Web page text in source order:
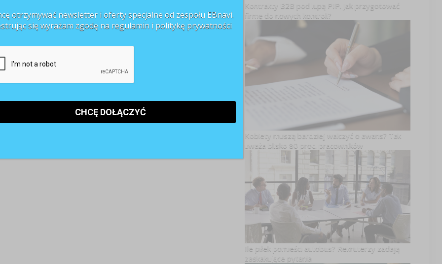
Kontrakty B2B pod lupą PIP. Jak przygotować
firmę do nowych kontroli?
Kobiety muszą bardziej walczyć o awans? Tak
uważa blisko 80 proc. pracowników
Ile piłek pomieści autobus? Rekruterzy zadają
zaskakujące pytania
otrzymywać newsletter i oferty specjalne od zespołu EBnavi.
się wyrażam zgodę na regulamin i politykę prywatności